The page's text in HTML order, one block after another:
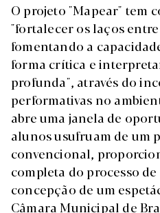
O projeto "Mapear" tem
"fortalecer os laços
fomentando a
forma crítica e
profunda", através do
performativas no
abre uma janela de
alunos usufruam de um
convencional,
completa do processo
concepção de um
Câmara Municipal de